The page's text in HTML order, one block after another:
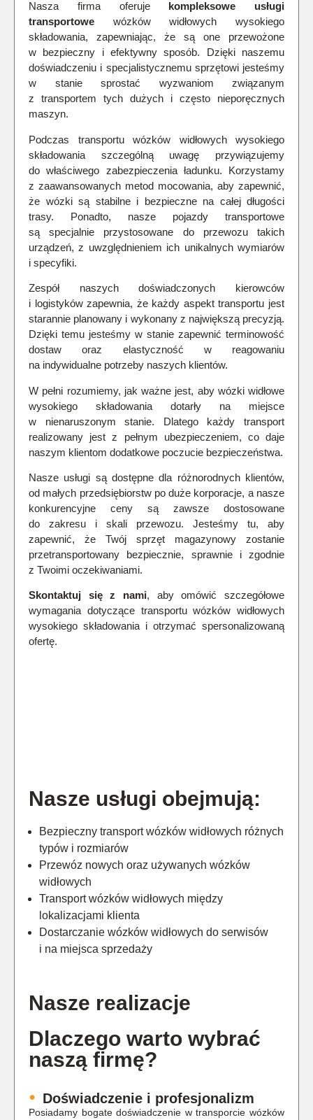
Nasza firma oferuje kompleksowe usługi
transportowe wózków widłowych wysokiego
składowania, zapewniając, że są one przewożone
w bezpieczny i efektywny sposób. Dzięki naszemu
doświadczeniu i specjalistycznemu sprzętowi jesteśmy
w stanie sprostać wyzwaniom związanym
z transportem tych dużych i często nieporęcznych
maszyn.
Podczas transportu wózków widłowych wysokiego
składowania szczególną uwagę przywiązujemy
do właściwego zabezpieczenia ładunku. Korzystamy
z zaawansowanych metod mocowania, aby zapewnić,
że wózki są stabilne i bezpieczne na całej długości
trasy. Ponadto, nasze pojazdy transportowe
są specjalnie przystosowane do przewozu takich
urządzeń, z uwzględnieniem ich unikalnych wymiarów
i specyfiki.
Zespół naszych doświadczonych kierowców
i logistyków zapewnia, że każdy aspekt transportu jest
starannie planowany i wykonany z największą precyzją.
Dzięki temu jesteśmy w stanie zapewnić terminowość
dostaw oraz elastyczność w reagowaniu
na indywidualne potrzeby naszych klientów.
W pełni rozumiemy, jak ważne jest, aby wózki widłowe
wysokiego składowania dotarły na miejsce
w nienaruszonym stanie. Dlatego każdy transport
realizowany jest z pełnym ubezpieczeniem, co daje
naszym klientom dodatkowe poczucie bezpieczeństwa.
Nasze usługi są dostępne dla różnorodnych klientów,
od małych przedsiębiorstw po duże korporacje, a nasze
konkurencyjne ceny są zawsze dostosowane
do zakresu i skali przewozu. Jesteśmy tu, aby
zapewnić, że Twój sprzęt magazynowy zostanie
przetransportowany bezpiecznie, sprawnie i zgodnie
z Twoimi oczekiwaniami.
Skontaktuj się z nami, aby omówić szczegółowe
wymagania dotyczące transportu wózków widłowych
wysokiego składowania i otrzymać spersonalizowaną
ofertę.
Nasze usługi obejmują:
Bezpieczny transport wózków widłowych różnych
typów i rozmiarów
Przewóz nowych oraz używanych wózków
widłowych
Transport wózków widłowych między
lokalizacjami klienta
Dostarczanie wózków widłowych do serwisów
i na miejsca sprzedaży
Nasze realizacje
Dlaczego warto wybrać
naszą firmę?
Doświadczenie i profesjonalizm
Posiadamy bogate doświadczenie w transporcie wózków